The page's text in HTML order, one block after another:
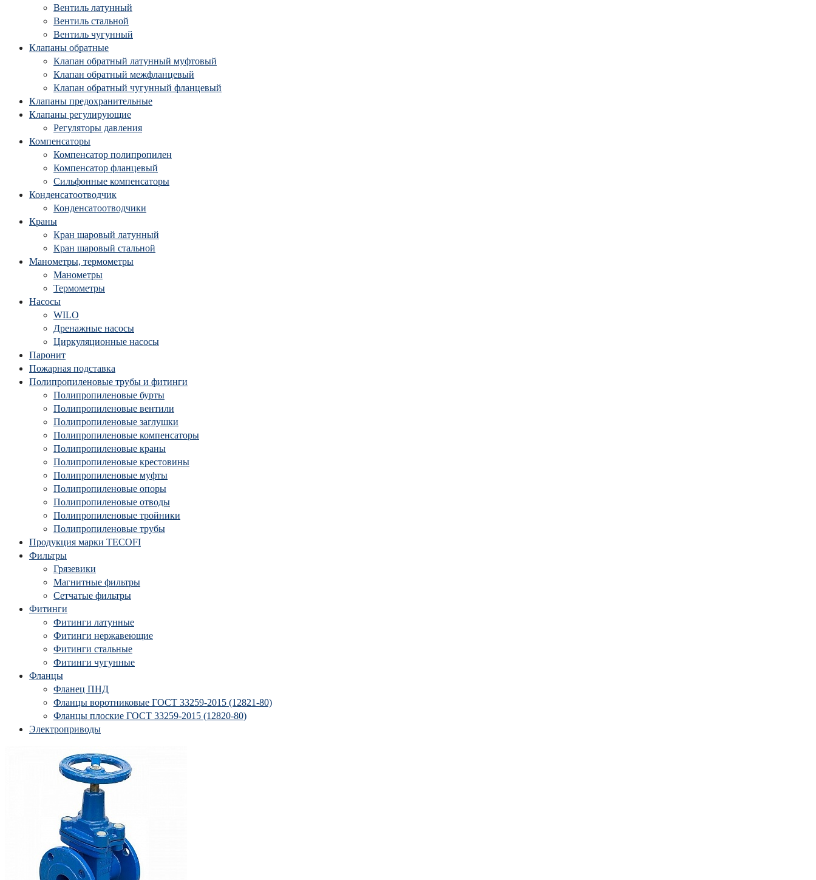
Вентиль латунный
Вентиль стальной
Вентиль чугунный
Клапаны обратные
Клапан обратный латунный муфтовый
Клапан обратный межфланцевый
Клапан обратный чугунный фланцевый
Клапаны предохранительные
Клапаны регулирующие
Регуляторы давления
Компенсаторы
Компенсатор полипропилен
Компенсатор фланцевый
Сильфонные компенсаторы
Конденсатоотводчик
Конденсатоотводчики
Краны
Кран шаровый латунный
Кран шаровый стальной
Манометры, термометры
Манометры
Термометры
Насосы
WILO
Дренажные насосы
Циркуляционные насосы
Паронит
Пожарная подставка
Полипропиленовые трубы и фитинги
Полипропиленовые бурты
Полипропиленовые вентили
Полипропиленовые заглушки
Полипропиленовые компенсаторы
Полипропиленовые краны
Полипропиленовые крестовины
Полипропиленовые муфты
Полипропиленовые опоры
Полипропиленовые отводы
Полипропиленовые тройники
Полипропиленовые трубы
Продукция марки TECOFI
Фильтры
Грязевики
Магнитные фильтры
Сетчатые фильтры
Фитинги
Фитинги латунные
Фитинги нержавеющие
Фитинги стальные
Фитинги чугунные
Фланцы
Фланец ПНД
Фланцы воротниковые ГОСТ 33259-2015 (12821-80)
Фланцы плоские ГОСТ 33259-2015 (12820-80)
Электроприводы